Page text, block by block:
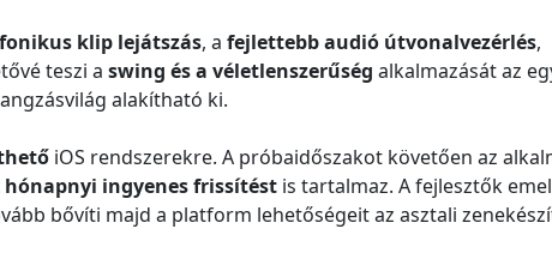
klip lejátszás, a fejlettebb audió útvonalvezérlés,
teszi a swing és a véletlenszerűség alkalmazását az
alakítható ki.
iOS rendszerekre. A próbaidőszakot követően az
hónapnyi ingyenes frissítést is tartalmaz. A fejlesztők
bővíti majd a platform lehetőségeit az asztali